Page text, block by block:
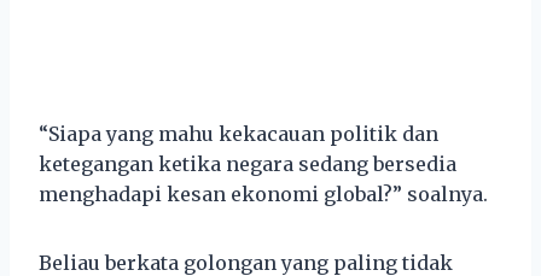
“Siapa yang mahu kekacauan politik dan
ketegangan ketika negara sedang bersedia
menghadapi kesan ekonomi global?” soalnya.
Beliau berkata golongan yang paling tidak